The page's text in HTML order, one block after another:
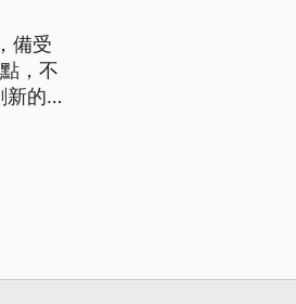
備受
，不
的關